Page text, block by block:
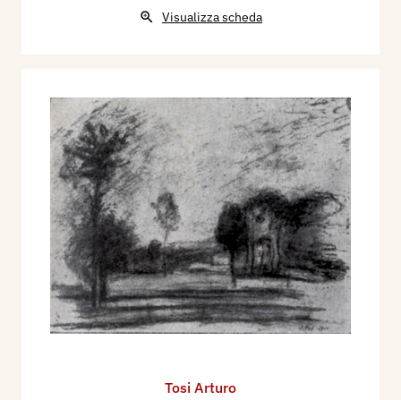
Visualizza scheda
Tosi Arturo